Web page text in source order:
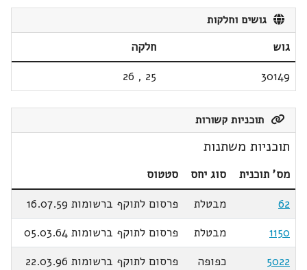
גושים וחלקות
גוש
חלקה
30149
25
,
26
תוכניות קשורות
תוכניות משתנות
מס' תוכנית סוג יחס
סטטוס
62
מבטלת
פרסום לתוקף ברשומות 16.07.59
1150
מבטלת
פרסום לתוקף ברשומות 05.03.64
5022
כפופה
פרסום לתוקף ברשומות 22.03.96